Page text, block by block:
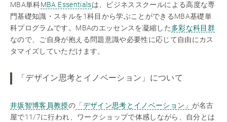
MBA単科MBA Essentialsは、ビジネススクールによる高度な専
門基礎知識・スキルを1科目から学ぶことができるMBA基礎単
科プログラムです。MBAのエッセンスを凝縮した多彩な科目群
なので、ご自身が抱える問題意識や必要性に応じて自由にカス
タマイズしていただけます。
「デザイン思考とイノベーション」について
井坂智博客員教授の 「デザイン思考とイノベーション」 が名古
屋で11/7に行われ、ワークショップで体感しながら、自分とは